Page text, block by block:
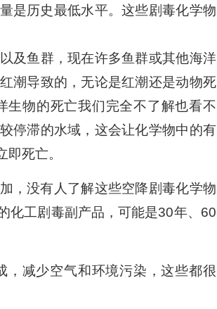
是历史最低水平。这些剧毒化学物
及鱼群，现在许多鱼群或其他海洋
潮导致的，无论是红潮还是动物死
生物的死亡我们完全不了解也看不
停滞的水域，这会让化学物中的有
死亡。
，没有人了解这些空降剧毒化学物
化工剧毒副产品，可能是30年、60
，减少空气和环境污染，这些都很